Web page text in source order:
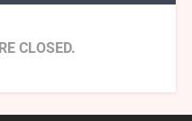
CLOSED.